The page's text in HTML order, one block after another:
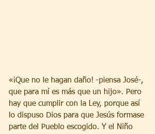
«¡Que no le hagan daño! -piensa José-,
que para mí es más que un hijo». Pero
hay que cumplir con la Ley, porque así
lo dispuso Dios para que Jesús formase
parte del Pueblo escogido. Y el Niño